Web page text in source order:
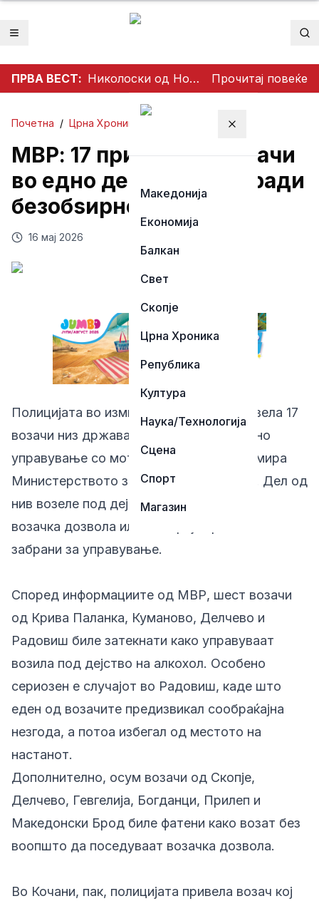
Отвори мени
ПРВА ВЕСТ: Николоски од Ново Село: Продолжуваме со проекти што носат развој и подобар живот за граѓаните Прочитај повеќе
Затвори мени
Македонија
Економија
Балкан
Свет
Скопје
Црна Хроника
Република
Култура
Наука/Технологија
Сцена
Спорт
Магазин
Почетна / Црна Хроника
МВР: 17 приведени возачи
во едно деноноќие поради
безобѕирно возење
16 мај 2026
Полицијата во изминатите 24 часа привела 17
возачи низ државата поради безобѕирно
управување со моторни возила, информира
Министерството за внатрешни работи. Дел од
нив возеле под дејство на алкохол, без
возачка дозвола или и покрај изречени
забрани за управување.
Според информациите од МВР, шест возачи
од Крива Паланка, Куманово, Делчево и
Радовиш биле затекнати како управуваат
возила под дејство на алкохол. Особено
сериозен е случајот во Радовиш, каде што
еден од возачите предизвикал сообраќајна
незгода, а потоа избегал од местото на
настанот.
Дополнително, осум возачи од Скопје,
Делчево, Гевгелија, Богданци, Прилеп и
Македонски Брод биле фатени како возат без
воопшто да поседуваат возачка дозвола.
Во Кочани, пак, полицијата привела возач кој